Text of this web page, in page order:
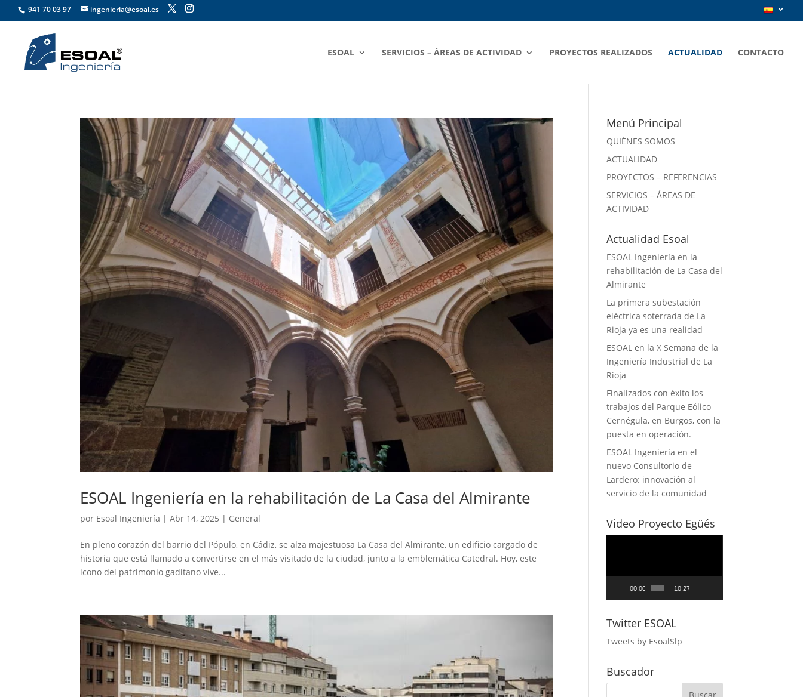
941 70 03 97 ingenieria@esoal.es
ESOAL SERVICIOS – ÁREAS DE ACTIVIDAD PROYECTOS REALIZADOS ACTUALIDAD CONTACTO
ESOAL Ingeniería en la rehabilitación de La Casa del Almirante
por Esoal Ingeniería |Abr 14, 2025 | General
En pleno corazón del barrio del Pópulo, en Cádiz, se alza majestuosa La Casa del Almirante, un edificio cargado de
historia que está llamado a convertirse en el más visitado de la ciudad, junto a la emblemática Catedral. Hoy, este
icono del patrimonio gaditano vive...
Menú Principal
QUIÉNES SOMOS
ACTUALIDAD
PROYECTOS – REFERENCIAS
SERVICIOS – ÁREAS DE
ACTIVIDAD
Actualidad Esoal
ESOAL Ingeniería en la
rehabilitación de La Casa del
Almirante
La primera subestación
eléctrica soterrada de La
Rioja ya es una realidad
ESOAL en la X Semana de la
Ingeniería Industrial de La
Rioja
Finalizados con éxito los
trabajos del Parque Eólico
Cernégula, en Burgos, con la
puesta en operación.
ESOAL Ingeniería en el
nuevo Consultorio de
Lardero: innovación al
servicio de la comunidad
Video Proyecto Egüés
00:00 10:27
Twitter ESOAL
Tweets by EsoalSlp
Buscador